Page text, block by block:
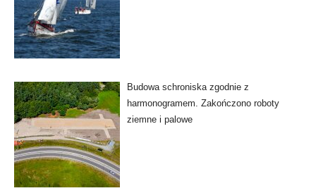
Budowa schroniska zgodnie z
harmonogramem. Zakończono roboty
ziemne i palowe